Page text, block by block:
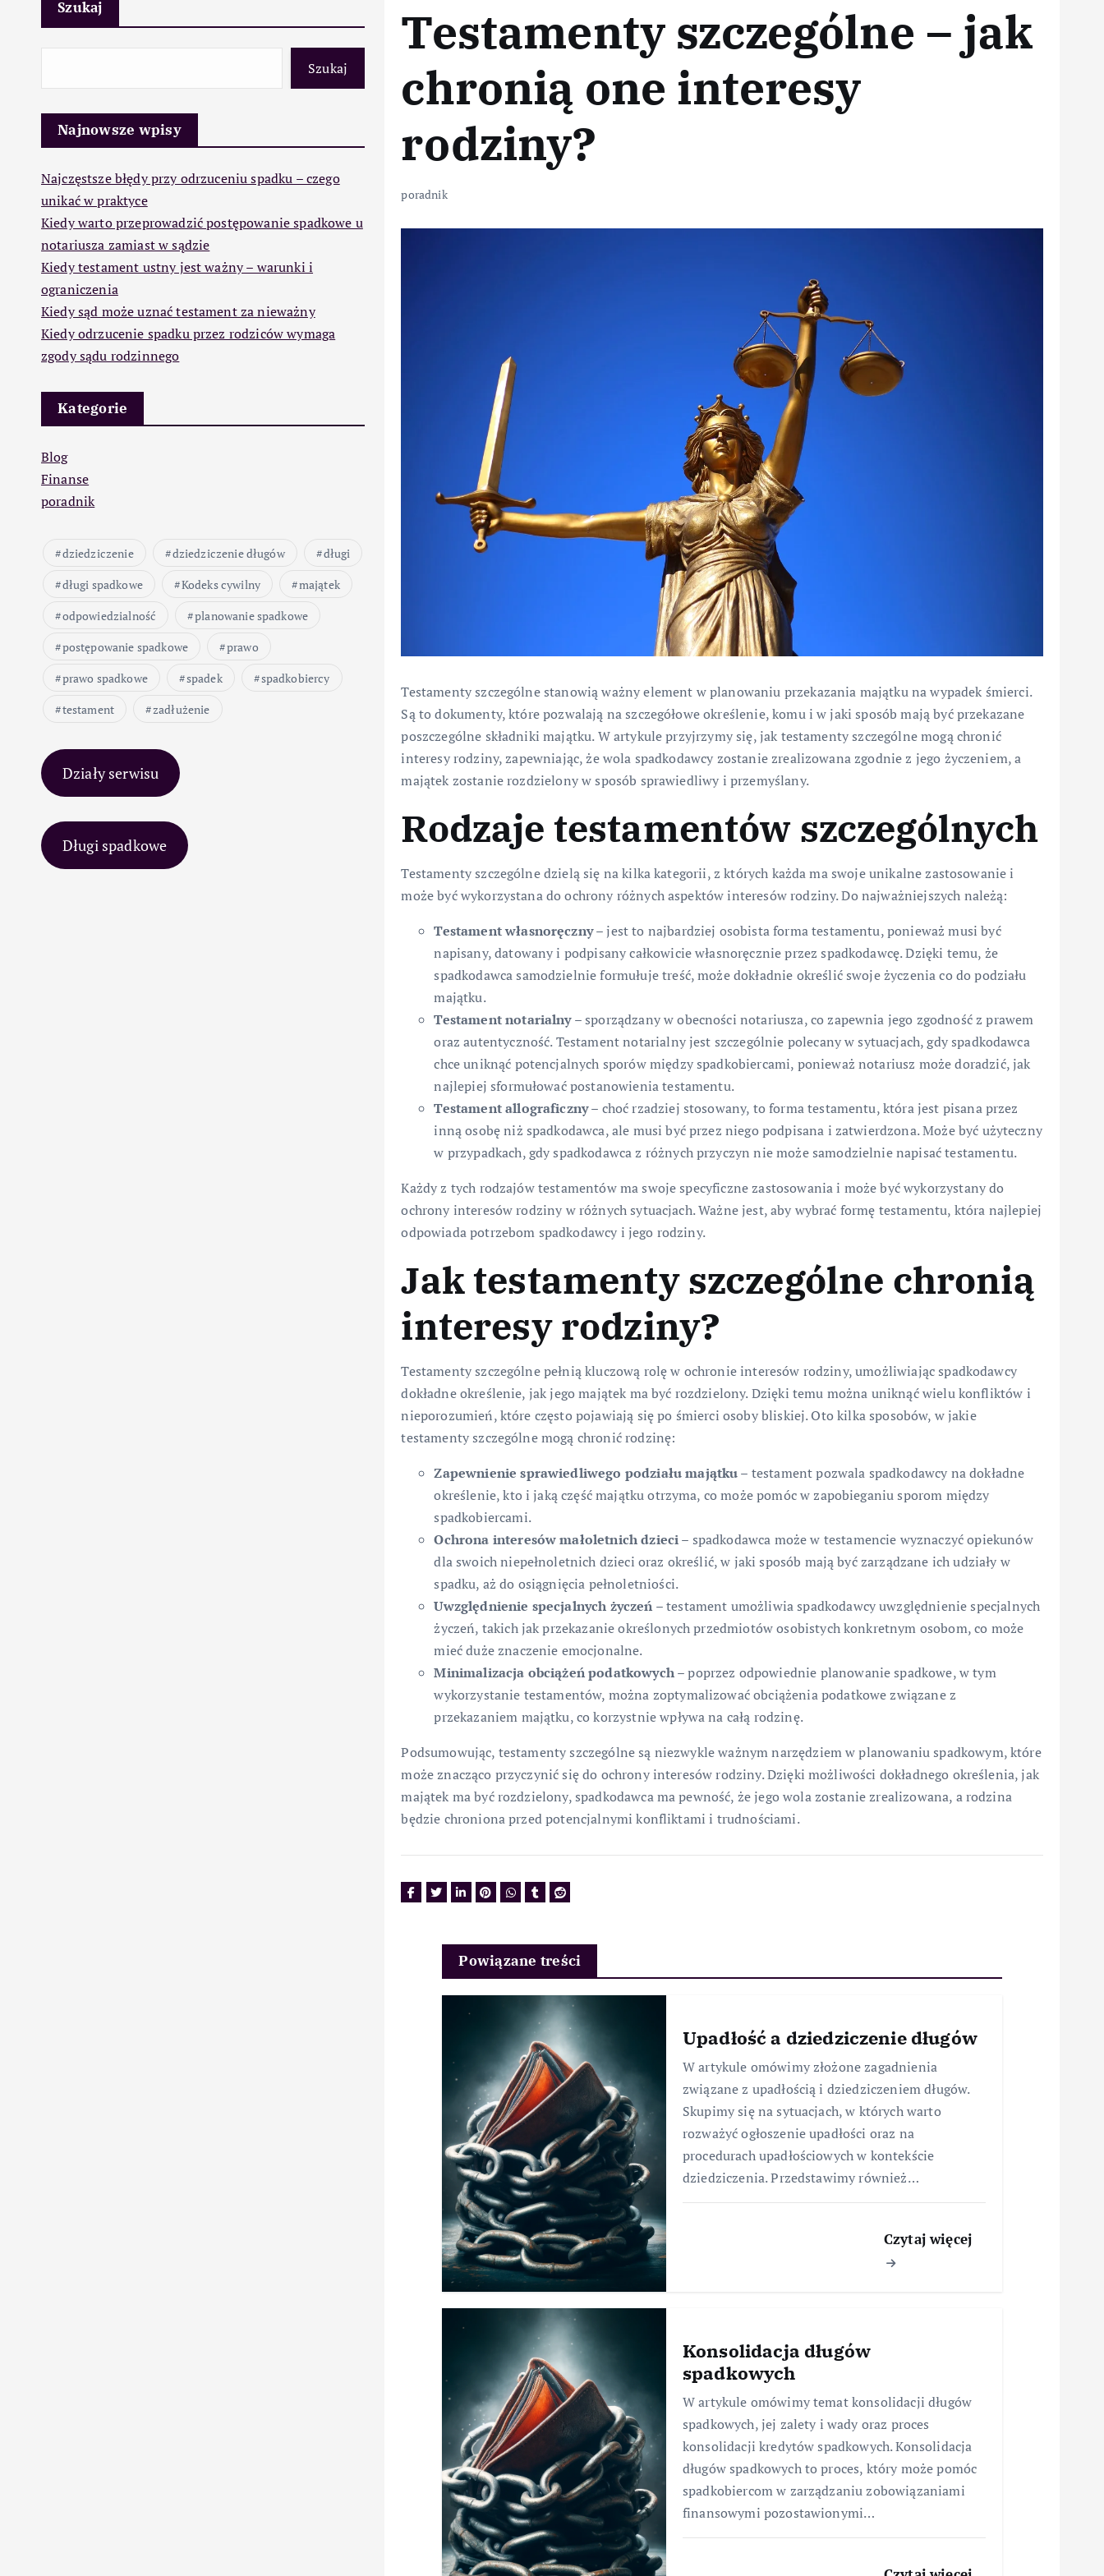
Szukaj
Szukaj
Najnowsze wpisy
Najczęstsze błędy przy odrzuceniu spadku – czego
unikać w praktyce
Kiedy warto przeprowadzić postępowanie spadkowe u
notariusza zamiast w sądzie
Kiedy testament ustny jest ważny – warunki i
ograniczenia
Kiedy sąd może uznać testament za nieważny
Kiedy odrzucenie spadku przez rodziców wymaga
zgody sądu rodzinnego
Kategorie
Blog
Finanse
poradnik
dziedziczenie dziedziczenie długów
długi
długi spadkowe
Kodeks cywilny
majątek
odpowiedzialność
planowanie spadkowe
postępowanie spadkowe
prawo
prawo spadkowe
spadek
spadkobiercy
testament
zadłużenie
Działy serwisu
Długi spadkowe
Testamenty szczególne – jak
chronią one interesy
rodziny?
poradnik
Testamenty szczególne stanowią ważny element w planowaniu przekazania majątku na wypadek śmierci.
Są to dokumenty, które pozwalają na szczegółowe określenie, komu i w jaki sposób mają być przekazane
poszczególne składniki majątku. W artykule przyjrzymy się, jak testamenty szczególne mogą chronić
interesy rodziny, zapewniając, że wola spadkodawcy zostanie zrealizowana zgodnie z jego życzeniem, a
majątek zostanie rozdzielony w sposób sprawiedliwy i przemyślany.
Rodzaje testamentów szczególnych
Testamenty szczególne dzielą się na kilka kategorii, z których każda ma swoje unikalne zastosowanie i
może być wykorzystana do ochrony różnych aspektów interesów rodziny. Do najważniejszych należą:
Testament własnoręczny– jest to najbardziej osobista forma testamentu, ponieważ musi być
napisany, datowany i podpisany całkowicie własnoręcznie przez spadkodawcę. Dzięki temu, że
spadkodawca samodzielnie formułuje treść, może dokładnie określić swoje życzenia co do podziału
majątku.
Testament notarialny– sporządzany w obecności notariusza, co zapewnia jego zgodność z prawem
oraz autentyczność. Testament notarialny jest szczególnie polecany w sytuacjach, gdy spadkodawca
chce uniknąć potencjalnych sporów między spadkobiercami, ponieważ notariusz może doradzić, jak
najlepiej sformułować postanowienia testamentu.
Testament allograficzny– choć rzadziej stosowany, to forma testamentu, która jest pisana przez
inną osobę niż spadkodawca, ale musi być przez niego podpisana i zatwierdzona. Może być użyteczny
w przypadkach, gdy spadkodawca z różnych przyczyn nie może samodzielnie napisać testamentu.
Każdy z tych rodzajów testamentów ma swoje specyficzne zastosowania i może być wykorzystany do
ochrony interesów rodziny w różnych sytuacjach. Ważne jest, aby wybrać formę testamentu, która najlepiej
odpowiada potrzebom spadkodawcy i jego rodziny.
Jak testamenty szczególne chronią
interesy rodziny?
Testamenty szczególne pełnią kluczową rolę w ochronie interesów rodziny, umożliwiając spadkodawcy
dokładne określenie, jak jego majątek ma być rozdzielony. Dzięki temu można uniknąć wielu konfliktów i
nieporozumień, które często pojawiają się po śmierci osoby bliskiej. Oto kilka sposobów, w jakie
testamenty szczególne mogą chronić rodzinę:
Zapewnienie sprawiedliwego podziału majątku– testament pozwala spadkodawcy na dokładne
określenie, kto i jaką część majątku otrzyma, co może pomóc w zapobieganiu sporom między
spadkobiercami.
Ochrona interesów małoletnich dzieci– spadkodawca może w testamencie wyznaczyć opiekunów
dla swoich niepełnoletnich dzieci oraz określić, w jaki sposób mają być zarządzane ich udziały w
spadku, aż do osiągnięcia pełnoletniości.
Uwzględnienie specjalnych życzeń – testament umożliwia spadkodawcy uwzględnienie specjalnych
życzeń, takich jak przekazanie określonych przedmiotów osobistych konkretnym osobom, co może
mieć duże znaczenie emocjonalne.
Minimalizacja obciążeń podatkowych– poprzez odpowiednie planowanie spadkowe, w tym
wykorzystanie testamentów, można zoptymalizować obciążenia podatkowe związane z
przekazaniem majątku, co korzystnie wpływa na całą rodzinę.
Podsumowując, testamenty szczególne są niezwykle ważnym narzędziem w planowaniu spadkowym, które
może znacząco przyczynić się do ochrony interesów rodziny. Dzięki możliwości dokładnego określenia, jak
majątek ma być rozdzielony, spadkodawca ma pewność, że jego wola zostanie zrealizowana, a rodzina
będzie chroniona przed potencjalnymi konfliktami i trudnościami.
Powiązane treści
Upadłość a dziedziczenie długów
W artykule omówimy złożone zagadnienia
związane z upadłością i dziedziczeniem długów.
Skupimy się na sytuacjach, w których warto
rozważyć ogłoszenie upadłości oraz na
procedurach upadłościowych w kontekście
dziedziczenia. Przedstawimy również…
Czytaj więcej
Konsolidacja długów
spadkowych
W artykule omówimy temat konsolidacji długów
spadkowych, jej zalety i wady oraz proces
konsolidacji kredytów spadkowych. Konsolidacja
długów spadkowych to proces, który może pomóc
spadkobiercom w zarządzaniu zobowiązaniami
finansowymi pozostawionymi…